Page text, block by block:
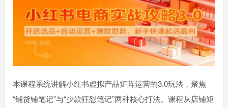
本课程系统讲解小红书虚拟产品矩阵运营的3.0玩法，聚焦
“铺货铺笔记”与“少款狂怼笔记”两种核心打法。课程从店铺矩